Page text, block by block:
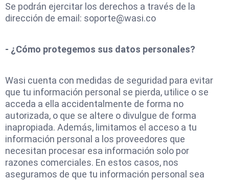
Se podrán ejercitar los derechos a través de la
dirección de email: soporte@wasi.co
- ¿Cómo protegemos sus datos personales?
Wasi cuenta con medidas de seguridad para evitar
que tu información personal se pierda, utilice o se
acceda a ella accidentalmente de forma no
autorizada, o que se altere o divulgue de forma
inapropiada. Además, limitamos el acceso a tu
información personal a los proveedores que
necesitan procesar esa información solo por
razones comerciales. En estos casos, nos
aseguramos de que tu información personal sea